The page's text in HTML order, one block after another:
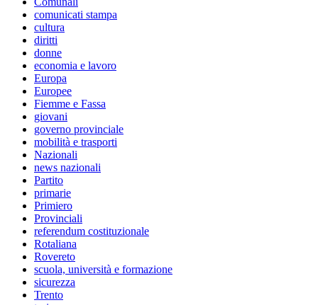
comunicati stampa
cultura
diritti
donne
economia e lavoro
Europa
Europee
Fiemme e Fassa
giovani
governo provinciale
mobilità e trasporti
Nazionali
news nazionali
Partito
primarie
Primiero
Provinciali
referendum costituzionale
Rotaliana
Rovereto
scuola, università e formazione
sicurezza
Trento